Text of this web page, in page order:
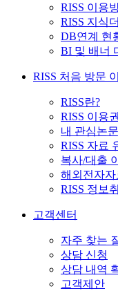
RISS 이용
RISS 지식
DB연계 현
BI 및 배너
RISS 처음 방문
RISS란?
RISS 이용
내 관심논
RISS 자료
복사/대출
해외전자
RISS 정보
고객센터
자주 찾는
상담 신청
상담 내역
고객제안